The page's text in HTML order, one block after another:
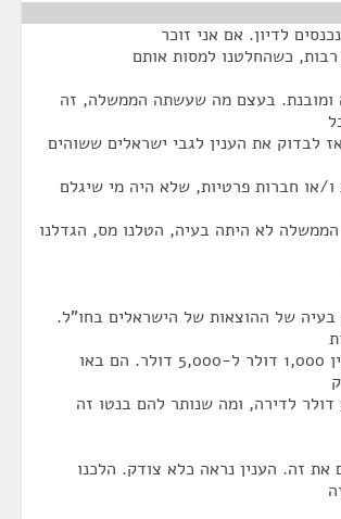
לדיון. אם אני זוכר
כשהחלטנו למסות אותם
ומובנת. בעצם מה שעשתה הממשלה, זה
לבדוק את הענין לגבי ישראלים ששוהים
או חברות פרטיות, שלא היה מי שיגלם
הממשלה לא היתה בעיה, הטלנו מס, הגדלנו
של ההוצאות של הישראלים בחו"ל.
בניו-יורק נעים בין 1,000 דולר ל-5,000 דולר. הם באו
זה 3,000-5,000 דולר לדירה, ומה שנותר להם בנטו זה
את זה. הענין נראה כלא צודק. הלכנו